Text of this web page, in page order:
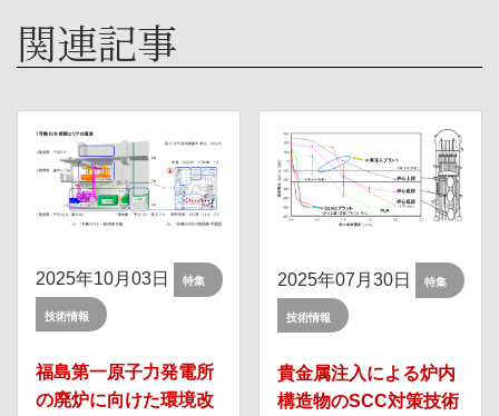
関連記事
2025年10月03日 特集
技術情報
福島第⼀原⼦⼒発電所
の廃炉に向けた環境改
2025年07月30日 特集
技術情報
貴金属注入による炉内
構造物のSCC対策技術